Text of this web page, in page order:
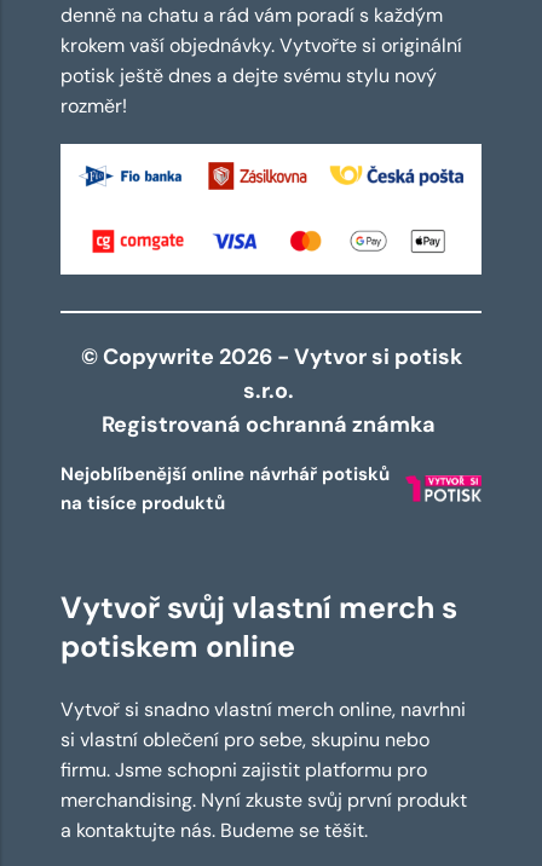
denně na chatu a rád vám poradí s každým
krokem vaší objednávky. Vytvořte si originální
potisk ještě dnes a dejte svému stylu nový
rozměr!
© Copywrite 2026 - Vytvor si potisk
s.r.o.
Registrovaná ochranná známka
Nejoblíbenější online návrhář potisků
na tisíce produktů
Vytvoř svůj vlastní merch s
potiskem online
Vytvoř si snadno vlastní merch online, navrhni
si vlastní oblečení pro sebe, skupinu nebo
firmu. Jsme schopni zajistit platformu pro
merchandising. Nyní zkuste svůj první produkt
a kontaktujte nás. Budeme se těšit.